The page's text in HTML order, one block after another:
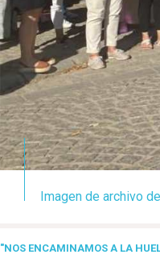
Imagen de archivo
"NOS ENCAMINAMOS A LA